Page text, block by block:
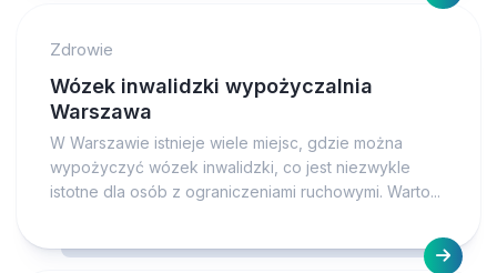
Zdrowie
Wózek inwalidzki wypożyczalnia
Warszawa
W Warszawie istnieje wiele miejsc, gdzie można
wypożyczyć wózek inwalidzki, co jest niezwykle
istotne dla osób z ograniczeniami ruchowymi. Warto...